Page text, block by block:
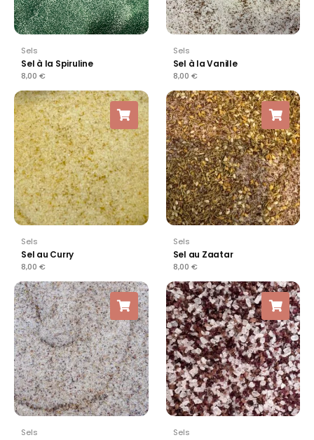
Sels
Sel à la Spiruline
8,00 €
Sels
Sel à la Vanille
8,00 €
Sels
Sel au Curry
8,00 €
Sels
Sel au Zaatar
8,00 €
Sels Sels